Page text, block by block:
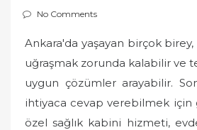
o
e
d
No Comments
Ankara'da yaşayan birçok birey,
uğraşmak zorunda kalabilir ve
uygun çözümler arayabilir.
ihtiyaca cevap verebilmek için
özel sağlık kabini hizmeti,